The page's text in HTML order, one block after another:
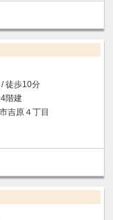
/ 徒歩10分
階建
吉原４丁目